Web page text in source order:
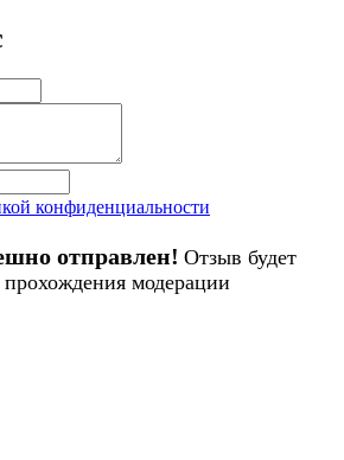
конфиденциальности
отправлен! Отзыв будет
модерации